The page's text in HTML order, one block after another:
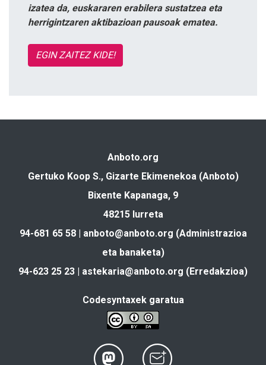
izatea da, euskararen erabilera sustatzea eta
herrigintzaren aktibazioan pausoak ematea.
EGIN ZAITEZ KIDE!
Anboto.org
Gertuko Koop S., Gizarte Ekimenekoa (Anboto)
Bixente Kapanaga, 9
48215 Iurreta
94-681 65 58 | anboto@anboto.org (Administrazioa
eta banaketa)
94-623 25 23 | astekaria@anboto.org (Erredakzioa)
Codesyntaxek garatua